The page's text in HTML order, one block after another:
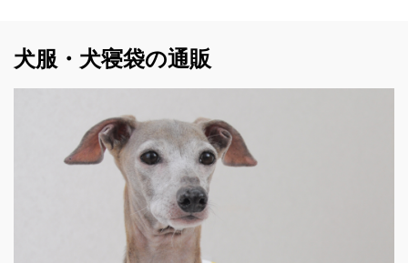
犬服・犬寝袋の通販